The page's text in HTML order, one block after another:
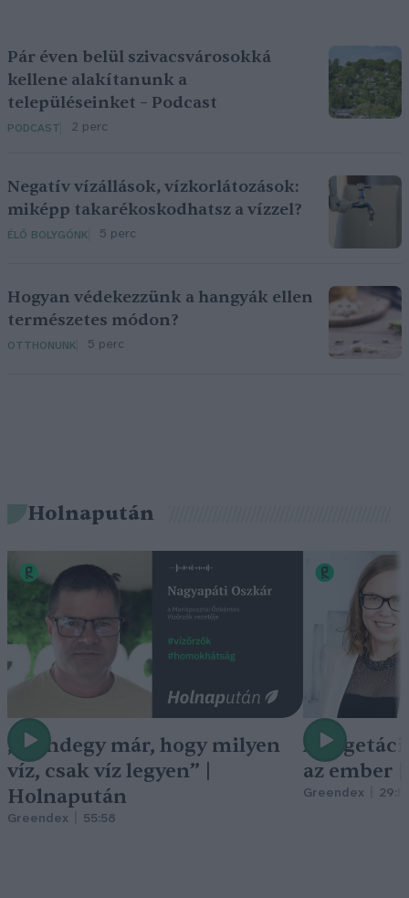
Pár éven belül szivacsvárosokká
kellene alakítanunk a
településeinket – Podcast
PODCAST 2 perc
Negatív vízállások, vízkorlátozások:
miképp takarékoskodhatsz a vízzel?
ÉLŐ BOLYGÓNK 5 perc
Hogyan védekezzünk a hangyák ellen
természetes módon?
OTTHONUNK 5 perc
Holnapután
„Mindegy már, hogy milyen
víz, csak víz legyen” |
Holnapután
Greendex 55:58
A
az ember
Greendex